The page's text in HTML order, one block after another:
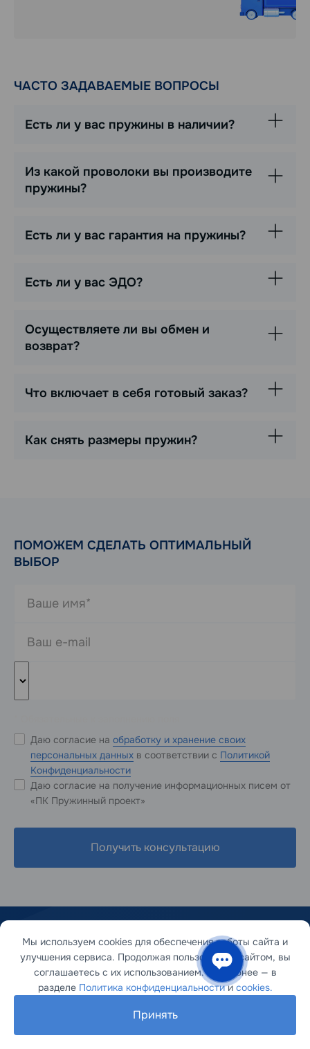
ЧАСТО ЗАДАВАЕМЫЕ ВОПРОСЫ
Есть ли у вас пружины в наличии?
Из какой проволоки вы производите
пружины?
Есть ли у вас гарантия на пружины?
Есть ли у вас ЭДО?
Осуществляете ли вы обмен и
возврат?
Что включает в себя готовый заказ?
Как снять размеры пружин?
ПОМОЖЕМ СДЕЛАТЬ ОПТИМАЛЬНЫЙ
ВЫБОР
Даю согласие на обработку и хранение своих
персональных данных в соответствии с Политикой
Конфиденциальности
Даю согласие на получение информационных писем от
«ПК Пружинный проект»
Получить консультацию
Дзен RUTUBE
Мы используем cookies для обеспечения работы сайта и
улучшения сервиса. Продолжая пользоваться сайтом, вы
соглашаетесь с их использованием. Подробнее — в
разделе Политика конфиденциальностииcookies.
Принять